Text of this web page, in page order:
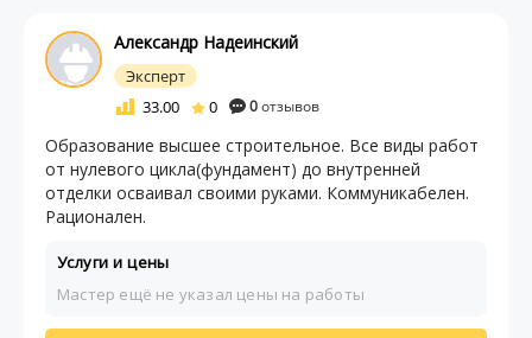
Александр Надеинский
Эксперт
33.00
0 0отзывов
Образование высшее строительное. Все виды работ
от нулевого цикла(фундамент) до внутренней
отделки осваивал своими руками. Коммуникабелен.
Рационален.
Услуги и цены
Мастер ещё не указал цены на работы